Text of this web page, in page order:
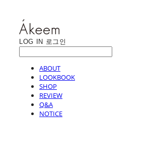
LOG IN 로그인
ABOUT
LOOKBOOK
SHOP
REVIEW
Q&A
NOTICE